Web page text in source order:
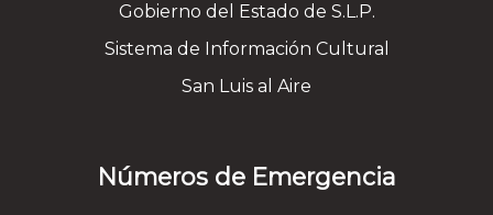
Gobierno del Estado de S.L.P.
Sistema de Información Cultural
San Luis al Aire
Números de Emergencia